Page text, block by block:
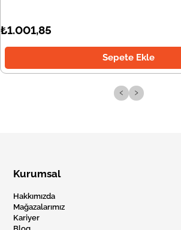
₺1.001,85
Sepete Ekle
‹ ›
Kurumsal
Hakkımızda
Mağazalarımız
Kariyer